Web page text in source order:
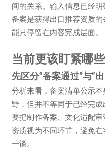
间的关系。输入信息已经
备案是获得出口推荐资质
能只停留在内容完成层面。
当前更该盯紧哪
先区分“备案通过”与“
分析来看，备案清单公示
野，但并不等同于已经完
要把制作备案、文化适配
资质视为不同环节，避免
一谈。